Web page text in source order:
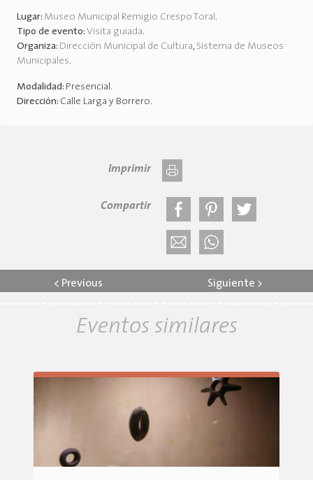
Lugar: Museo Municipal Remigio Crespo Toral.
Tipo de evento: Visita guiada.
Organiza: Dirección Municipal de Cultura, Sistema de Museos
Municipales.
Modalidad: Presencial.
Dirección: Calle Larga y Borrero.
Imprimir
Compartir
< Previous Siguiente >
Eventos similares